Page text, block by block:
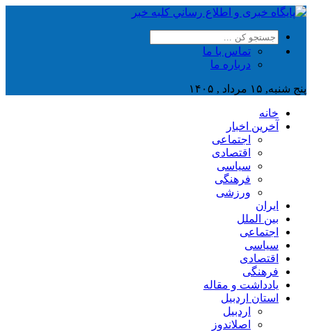
تماس با ما
درباره ما
پنج شنبه, ۱۵ مرداد , ۱۴۰۵
خانه
آخرین اخبار
اجتماعی
اقتصادی
سیاسی
فرهنگی
ورزشی
ایران
بین الملل
اجتماعی
سیاسی
اقتصادی
فرهنگی
یادداشت و مقاله
استان اردبیل
اردبیل
اصلاندوز